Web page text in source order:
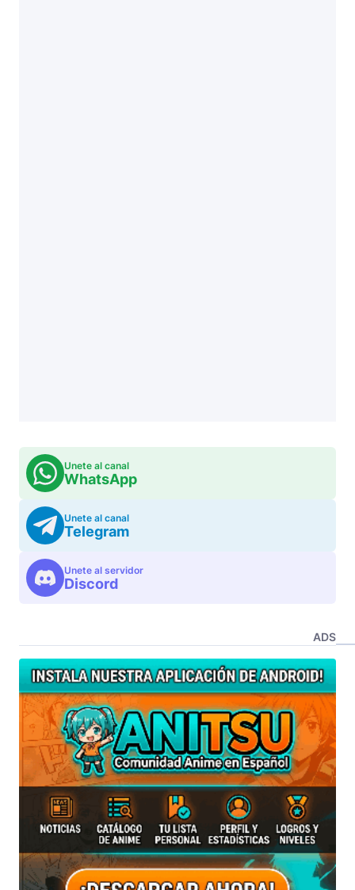
Unete al canal
WhatsApp
Unete al canal
Telegram
Unete al servidor
Discord
ADS